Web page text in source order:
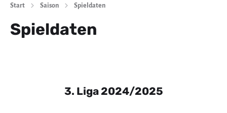
Start Saison Spieldaten
Spieldaten
3. Liga 2024/2025